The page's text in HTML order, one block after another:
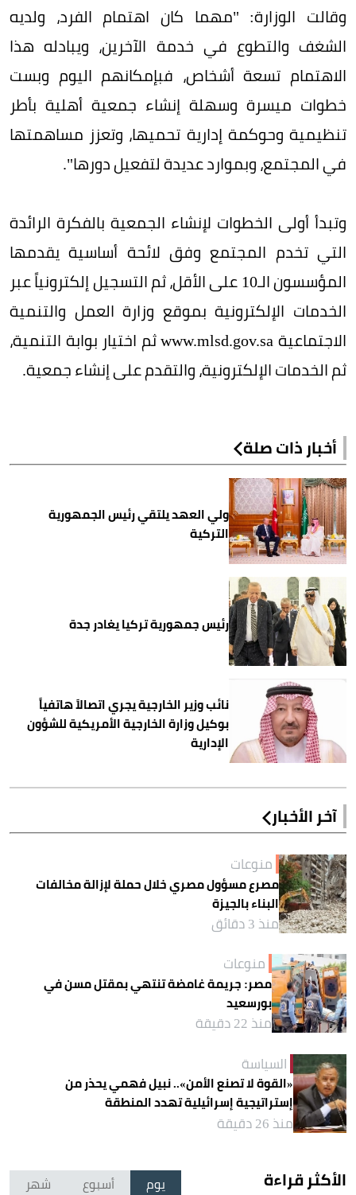
وقالت الوزارة: "مهما كان اهتمام الفرد، ولديه
الشغف والتطوع في خدمة الآخرين، ويبادله هذا
الاهتمام تسعة أشخاص، فبإمكانهم اليوم وبست
خطوات ميسرة وسهلة إنشاء جمعية أهلية بأطر
تنظيمية وحوكمة إدارية تحميها، وتعزز مساهمتها
في المجتمع، وبموارد عديدة لتفعيل دورها".
وتبدأ أولى الخطوات لإنشاء الجمعية بالفكرة الرائدة
التي تخدم المجتمع وفق لائحة أساسية يقدمها
المؤسسون الـ10 على الأقل، ثم التسجيل إلكترونياً عبر
الخدمات الإلكترونية بموقع وزارة العمل والتنمية
الاجتماعية www.mlsd.gov.sa ثم اختيار بوابة التنمية،
ثم الخدمات الإلكترونية، والتقدم على إنشاء جمعية.
أخبار ذات صلة
ولي العهد يلتقي رئيس الجمهورية
التركية
رئيس جمهورية تركيا يغادر جدة
نائب وزير الخارجية يجري اتصالاً هاتفياً
بوكيل وزارة الخارجية الأمريكية للشؤون
الإدارية
آخر الأخبار
منوعات
مصرع مسؤول مصري خلال حملة لإزالة مخالفات
البناء بالجيزة
منذ 3 دقائق
منوعات
مصر: جريمة غامضة تنتهي بمقتل مسن في
بورسعيد
منذ 22 دقيقة
السياسة
«القوة لا تصنع الأمن».. نبيل فهمي يحذر من
إستراتيجية إسرائيلية تهدد المنطقة
منذ 26 دقيقة
الأكثر قراءة يوم أسبوع شهر